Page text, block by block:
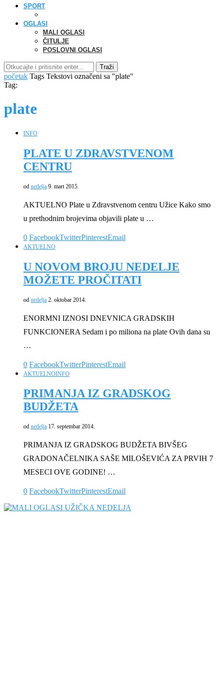
SPORT
OGLASI
MALI OGLASI
ČITULJE
POSLOVNI OGLASI
Traži
početak Tags Tekstovi označeni sa "plate"
Tag:
plate
INFO
PLATE U ZDRAVSTVENOM
CENTRU
od nedelja 9. mart 2015.
AKTUELNO Plate u Zdravstvenom centru Užice Kako smo
u prethodnim brojevima objavili plate u …
0 FacebookTwitterPinterestEmail
AKTUELNO
U NOVOM BROJU NEDELJE
MOŽETE PROČITATI
od nedelja 2. oktobar 2014.
ENORMNI IZNOSI DNEVNICA GRADSKIH
FUNKCIONERA Sedam i po miliona na plate Ovih dana su
…
0 FacebookTwitterPinterestEmail
AKTUELNOINFO
PRIMANJA IZ GRADSKOG
BUDŽETA
od nedelja 17. septembar 2014.
PRIMANJA IZ GRADSKOG BUDŽETA BIVŠEG
GRADONAČELNIKA SAŠE MILOŠEVIĆA ZA PRVIH 7
MESECI OVE GODINE! …
0 FacebookTwitterPinterestEmail